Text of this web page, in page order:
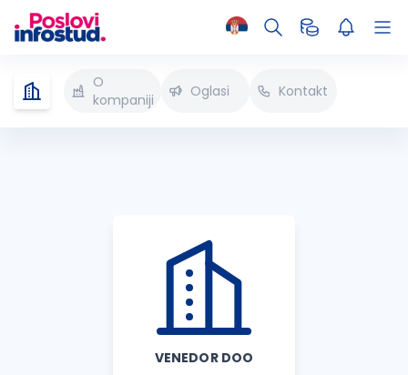
O
kompaniji
Oglasi Kontakt
VENEDOR DOO